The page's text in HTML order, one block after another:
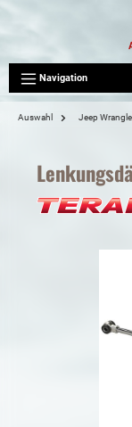
Navigation
Auswahl Jeep